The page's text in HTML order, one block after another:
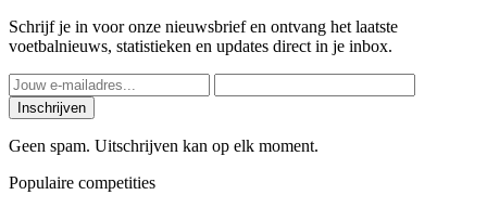
Schrijf je in voor onze nieuwsbrief en ontvang het laatste
voetbalnieuws, statistieken en updates direct in je inbox.
Inschrijven
Geen spam. Uitschrijven kan op elk moment.
Populaire competities